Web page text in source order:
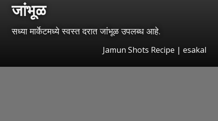
जांभूळ
सध्या मार्केटमध्ये स्वस्त दरात जांभूळ उपलब्ध आहे.
Jamun Shots Recipe | esakal